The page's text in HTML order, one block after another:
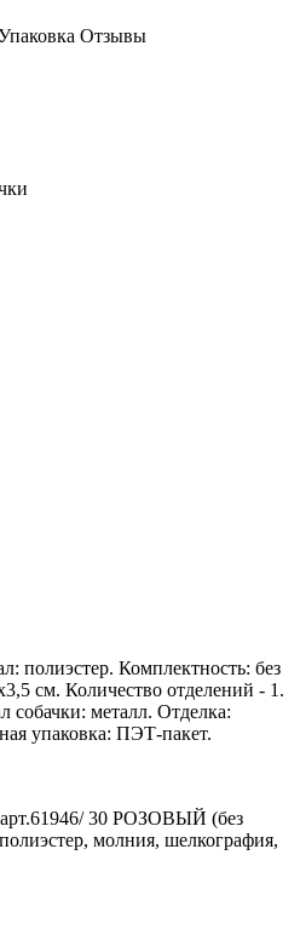
Отзывы
Комплектность: без
см. Количество отделений - 1.
собачки: металл. Отделка:
упаковка: ПЭТ-пакет.
30 РОЗОВЫЙ (без
молния, шелкография,